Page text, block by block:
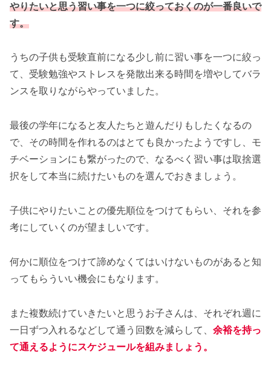
やりたいと思う習い事を一つに絞っておくのが一番良いで
す。
うちの子供も受験直前になる少し前に習い事を一つに絞っ
て、受験勉強やストレスを発散出来る時間を増やしてバラ
ンスを取りながらやっていました。
最後の学年になると友人たちと遊んだりもしたくなるの
で、その時間を作れるのはとても良かったようですし、モ
チベーションにも繋がったので、なるべく習い事は取捨選
択をして本当に続けたいものを選んでおきましょう。
子供にやりたいことの優先順位をつけてもらい、それを参
考にしていくのが望ましいです。
何かに順位をつけて諦めなくてはいけないものがあると知
ってもらういい機会にもなります。
また複数続けていきたいと思うお子さんは、それぞれ週に
一日ずつ入れるなどして通う回数を減らして、 余裕を持っ
て通えるようにスケジュールを組みましょう。